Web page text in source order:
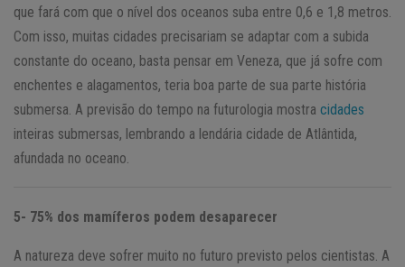
que fará com que o nível dos oceanos suba entre 0,6 e 1,8 metros.
Com isso, muitas cidades precisariam se adaptar com a subida
constante do oceano, basta pensar em Veneza, que já sofre com
enchentes e alagamentos, teria boa parte de sua parte história
submersa. A previsão do tempo na futurologia mostra cidades
inteiras submersas, lembrando a lendária cidade de Atlântida,
afundada no oceano.
5- 75% dos mamíferos podem desaparecer
A natureza deve sofrer muito no futuro previsto pelos cientistas. A